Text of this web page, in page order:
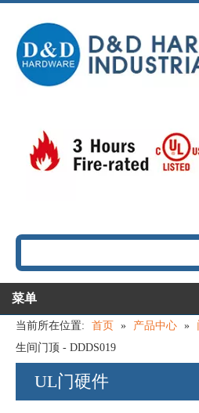
菜单
当前所在位置: 首页 » 产品中心 »
生间门顶 - DDDS019
UL门硬件